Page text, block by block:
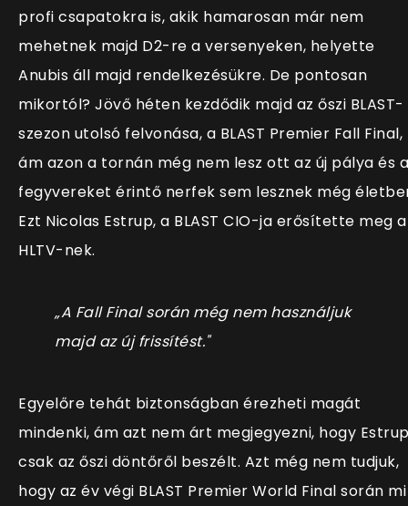
profi csapatokra is, akik hamarosan már nem
mehetnek majd D2-re a versenyeken, helyette
Anubis áll majd rendelkezésükre. De pontosan
mikortól? Jövő héten kezdődik majd az őszi BLAST-
szezon utolsó felvonása, a BLAST Premier Fall Final,
ám azon a tornán még nem lesz ott az új pálya és
fegyvereket érintő nerfek sem lesznek még
Ezt Nicolas Estrup, a BLAST CIO-ja erősítette meg a
HLTV-nek.
„A Fall Final során még nem használjuk
majd az új frissítést."
Egyelőre tehát biztonságban érezheti magát
mindenki, ám azt nem árt megjegyezni, hogy
csak az őszi döntőről beszélt. Azt még nem tudjuk,
hogy az év végi BLAST Premier World Final során mi